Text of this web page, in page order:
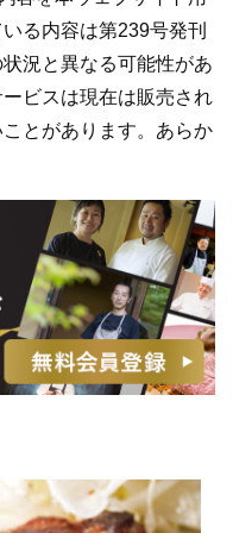
る内容は第239号発刊
況と異なる可能性があ
ビスは現在は販売され
とがあります。あらか